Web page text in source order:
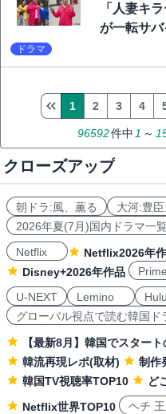
「人妻キ
が一転サ
ドラマ
96592件中 1 ～
1 2 3 4
クローズアップ
朝ドラ:風、薫る 大河:豊
2026年夏(7月)国内ドラマ一覧
Netflix
Netflix2026年
Disney+2026年作品
U-NEXT
Lemino
グローバル視点で読む韓国ド
【最新8月】韓国でスター
韓流再現レポ(取材)
制作
韓国TV視聴率TOP10
ど
Netflix世界TOP10
ヘチ